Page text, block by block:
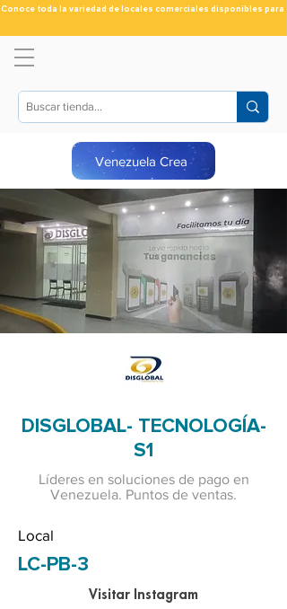
Conoce toda la variedad de locales comerciales disponibles para ti
Venezuela Crea
DISGLOBAL- TECNOLOGÍA-
S1
Líderes en soluciones de pago en
Venezuela. Puntos de ventas.
Local
LC-PB-3
Visitar Instagram